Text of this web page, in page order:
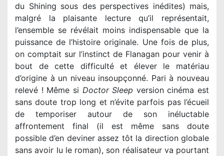
du Shining sous des perspectives inédites) mais,
malgré la plaisante lecture qu’il représentait,
l’ensemble se révélait moins indispensable que la
puissance de l’histoire originale. Une fois de plus,
on comptait sur l’instinct de Flanagan pour venir à
bout de cette difficulté et élever le matériau
d’origine à un niveau insoupçonné. Pari à nouveau
relevé ! Même si Doctor Sleep version cinéma est
sans doute trop long et n’évite parfois pas l’écueil
de temporiser autour de son inéluctable
affrontement final (il est même sans doute
possible d’en deviner assez tôt la direction globale
sans avoir lu le roman), son réalisateur va pourtant